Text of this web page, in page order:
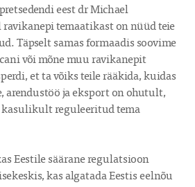
eest dr Michael
ravikanepi temaatikast on nüüd teie
Täpselt samas formaadis soovime
või mõne muu ravikanepit
et ta võiks teile rääkida, kuidas
arendustöö ja eksport on ohutult,
reguleeritud tema
Eestile säärane regulatsioon
kas algatada Eestis eelnõu